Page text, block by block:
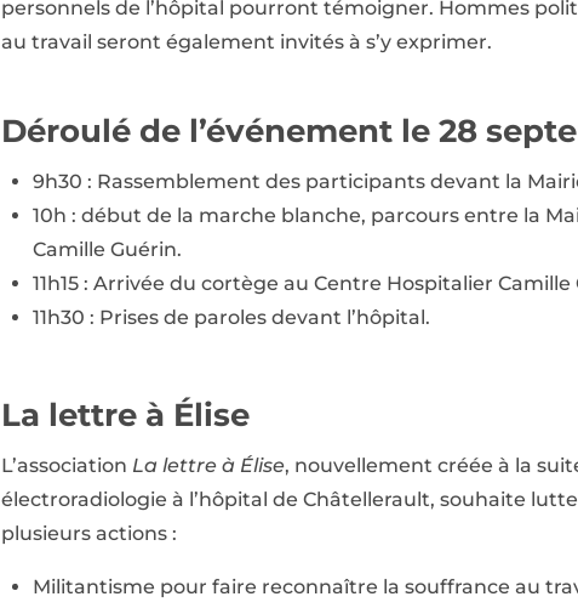
personnels de l’hôpital pourront témoigner. Hommes
au travail seront également invités à s’y exprimer.
Déroulé de l’événement le 28
9h30 : Rassemblement des participants devant la
10h : début de la marche blanche, parcours entre la
Camille Guérin.
11h15 : Arrivée du cortège au Centre Hospitalier Camille
11h30 : Prises de paroles devant l’hôpital.
La lettre à Élise
L’association La lettre à Élise, nouvellement créée à la
électroradiologie à l’hôpital de Châtellerault, souhaite
plusieurs actions :
Militantisme pour faire reconnaître la souffrance au